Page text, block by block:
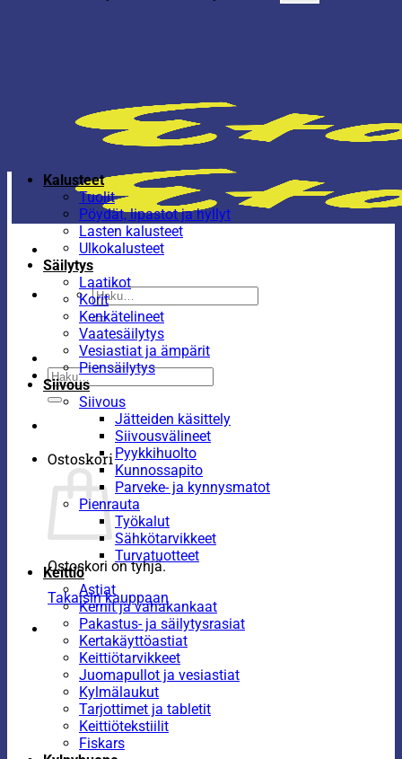
Etsi:
Etsi:
Ostoskori
Ostoskori on tyhjä.
Takaisin kauppaan
Kalusteet
Tuolit
Pöydät, lipastot ja hyllyt
Lasten kalusteet
Ulkokalusteet
Säilytys
Laatikot
Korit
Kenkätelineet
Vaatesäilytys
Vesiastiat ja ämpärit
Piensäilytys
Siivous
Siivous
Jätteiden käsittely
Siivousvälineet
Pyykkihuolto
Kunnossapito
Parveke- ja kynnysmatot
Pienrauta
Työkalut
Sähkötarvikkeet
Turvatuotteet
Keittiö
Astiat
Kernit ja vahakankaat
Pakastus- ja säilytysrasiat
Kertakäyttöastiat
Keittiötarvikkeet
Juomapullot ja vesiastiat
Kylmälaukut
Tarjottimet ja tabletit
Keittiötekstiilit
Fiskars